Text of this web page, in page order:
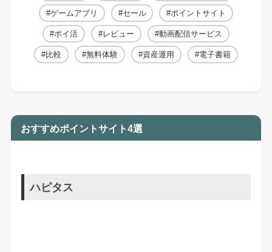
ゲームアプリ セール ポイントサイト
ポイ活 レビュー 動画配信サービス
比較 無料体験 資産運用 電子書籍
おすすめポイントサイト4選
ハピタス